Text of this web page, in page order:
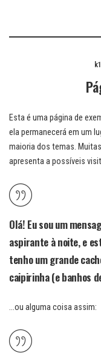
Esta é uma página de
ela permanecerá em um
maioria dos temas.
apresenta a possíveis
Olá! Eu sou um
aspirante à noite, e
tenho um grande
caipirinha (e banhos
…ou alguma coisa assim: